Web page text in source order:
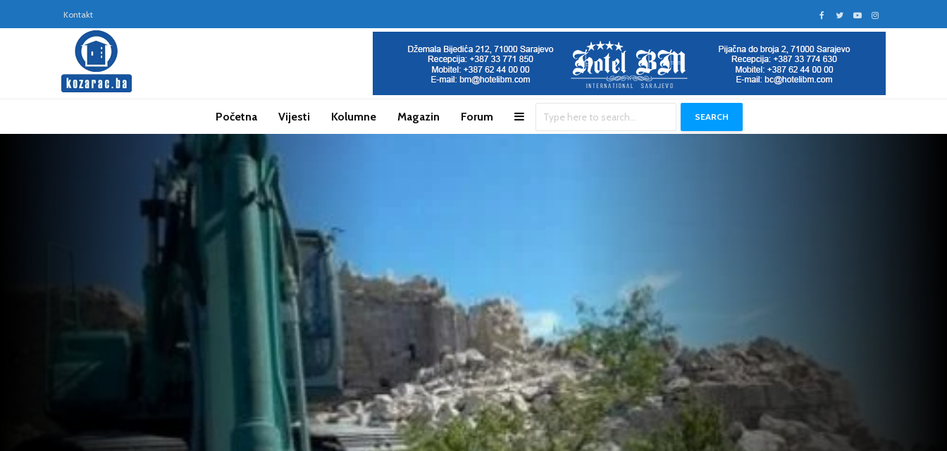
Kontakt
Početna Vijesti Kolumne Magazin Forum SEARCH